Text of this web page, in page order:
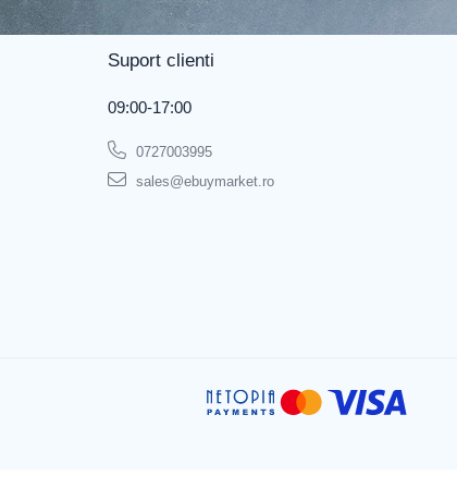
Suport clienti
09:00-17:00
0727003995
sales@ebuymarket.ro